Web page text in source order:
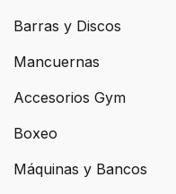
Barras y Discos
Mancuernas
Accesorios Gym
Boxeo
Máquinas y Bancos